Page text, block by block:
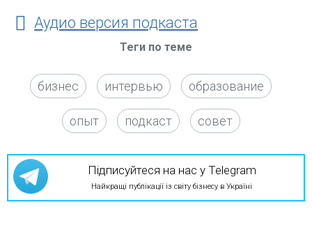
Аудио версия подкаста
Теги по теме
бизнес интервью образование
опыт подкаст совет
Підписуйтеся на нас у Telegram
Найкращі публікації із світу бізнесу в Україні